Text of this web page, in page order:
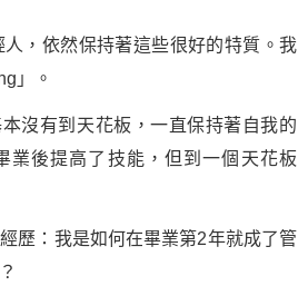
，依然保持著這些很好的特質。我
」。
本沒有到天花板，一直保持著自我的
業後提高了技能，但到一個天花板
歷：我是如何在畢業第2年就成了管